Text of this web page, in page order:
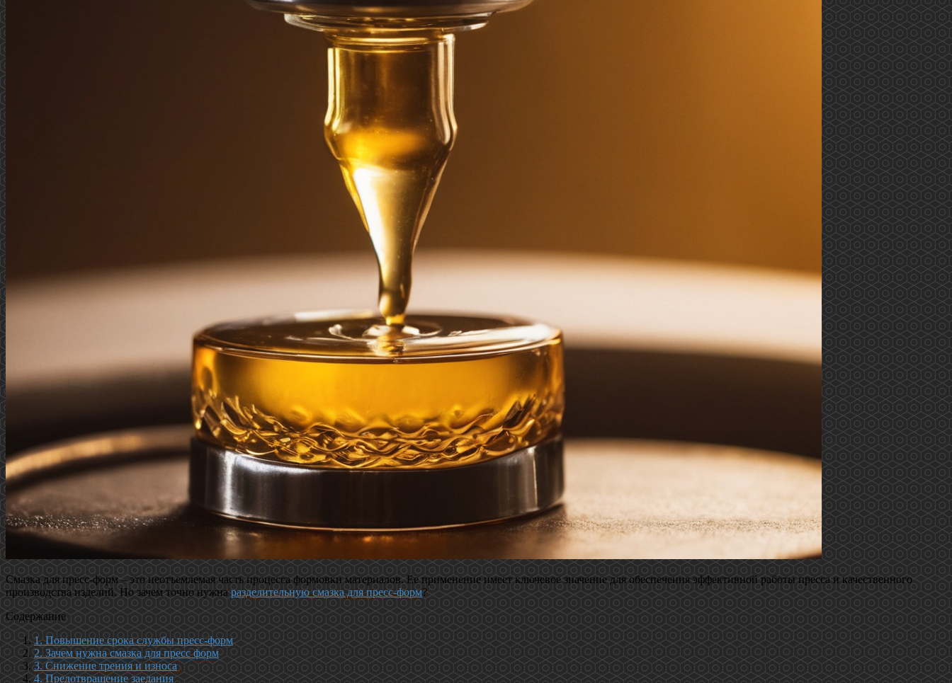
Смазка для пресс-форм – это неотъемлемая часть процесса формовки материалов. Ее применение имеет ключевое значение для обеспечения эффективной работы пресса и качественного
производства изделий. Но зачем точно нужнаразделительную смазка для пресс-форм?
Содержание
1. Повышение срока службы пресс-форм
2. Зачем нужна смазка для пресс форм
3. Снижение трения и износа
4. Предотвращение заедания